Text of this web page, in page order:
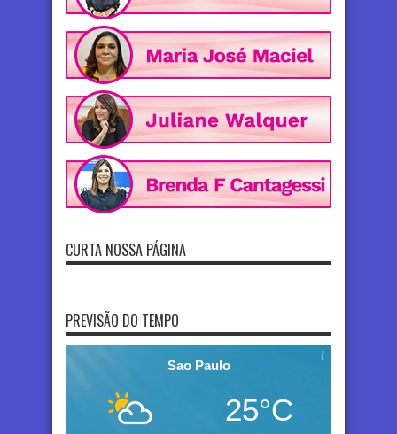
CURTA NOSSA PÁGINA
PREVISÃO DO TEMPO
Sao Paulo
25°C